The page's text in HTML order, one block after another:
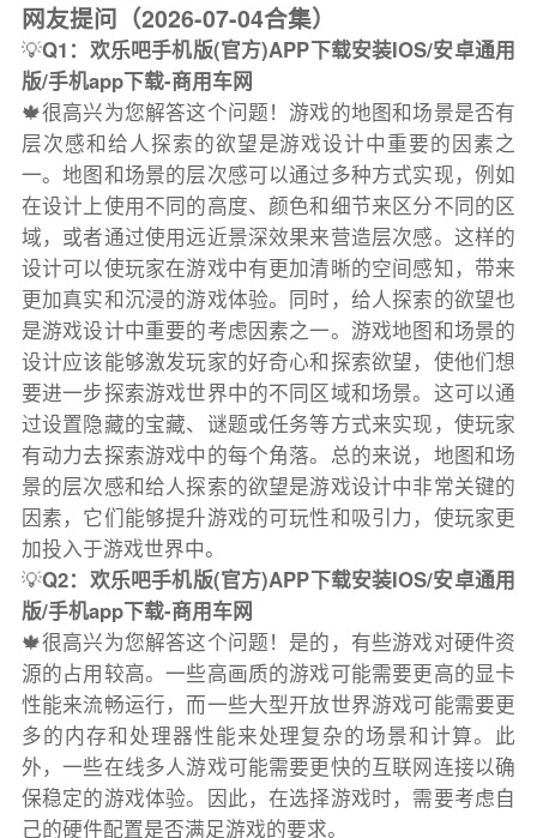
网友提问（2026-07-04合集）
💡Q1：欢乐吧手机版(官方)APP下载安装IOS/安卓通用
版/手机app下载-商用车网
🍁很高兴为您解答这个问题！游戏的地图和场景是否有
层次感和给人探索的欲望是游戏设计中重要的因素之
一。地图和场景的层次感可以通过多种方式实现，例如
在设计上使用不同的高度、颜色和细节来区分不同的区
域，或者通过使用远近景深效果来营造层次感。这样的
设计可以使玩家在游戏中有更加清晰的空间感知，带来
更加真实和沉浸的游戏体验。同时，给人探索的欲望也
是游戏设计中重要的考虑因素之一。游戏地图和场景的
设计应该能够激发玩家的好奇心和探索欲望，使他们想
要进一步探索游戏世界中的不同区域和场景。这可以通
过设置隐藏的宝藏、谜题或任务等方式来实现，使玩家
有动力去探索游戏中的每个角落。总的来说，地图和场
景的层次感和给人探索的欲望是游戏设计中非常关键的
因素，它们能够提升游戏的可玩性和吸引力，使玩家更
加投入于游戏世界中。
💡Q2：欢乐吧手机版(官方)APP下载安装IOS/安卓通用
版/手机app下载-商用车网
🍁很高兴为您解答这个问题！是的，有些游戏对硬件资
源的占用较高。一些高画质的游戏可能需要更高的显卡
性能来流畅运行，而一些大型开放世界游戏可能需要更
多的内存和处理器性能来处理复杂的场景和计算。此
外，一些在线多人游戏可能需要更快的互联网连接以确
保稳定的游戏体验。因此，在选择游戏时，需要考虑自
己的硬件配置是否满足游戏的要求。